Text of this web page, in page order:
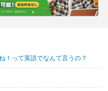
！って英語でなんて言うの？